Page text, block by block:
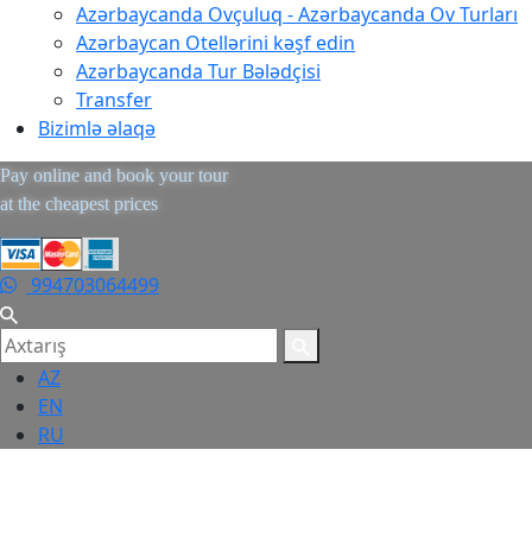
Azərbaycanda Ovçuluq - Azərbaycanda Ov Turları
Azərbaycan Otellərini kəşf edin
Azərbaycanda Tur Bələdçisi
Transfer
Bizimlə əlaqə
Pay online and book your tour
at the cheapest prices
994703064499
AZ
EN
RU